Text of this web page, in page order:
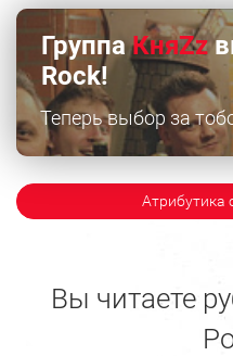
ГруппаКняZz
Rock!
Теперь выбор за
Атрибутика
Вы читаете